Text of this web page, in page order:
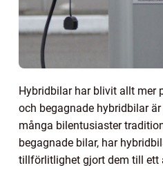
Hybridbilar har blivit allt mer
och begagnade hybridbilar
många bilentusiaster
begagnade bilar, har
tillförlitlighet gjort dem till ett